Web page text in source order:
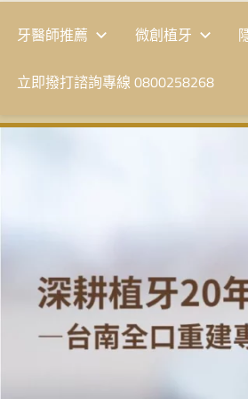
台
牙
|
黃
宗
牙醫師推薦 微創植牙
立即撥打諮詢專線 0800258268